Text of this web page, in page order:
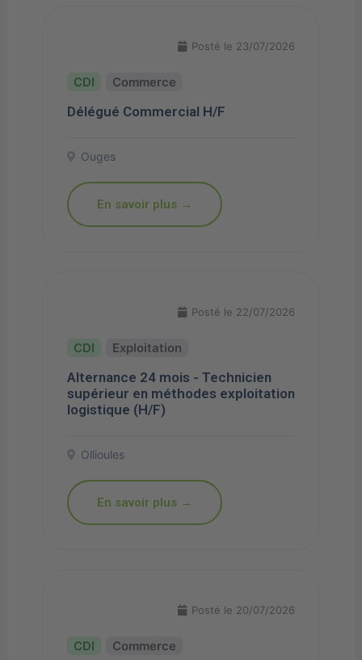
Posté le 23/07/2026
Commerce
Délégué Commercial H/F
Ouges
En savoir plus →
Posté le 22/07/2026
Exploitation
Alternance 24 mois - Technicien
supérieur en méthodes exploitation
logistique (H/F)
Ollioules
En savoir plus →
Posté le 20/07/2026
Commerce